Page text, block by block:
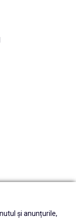
și anunțurile,